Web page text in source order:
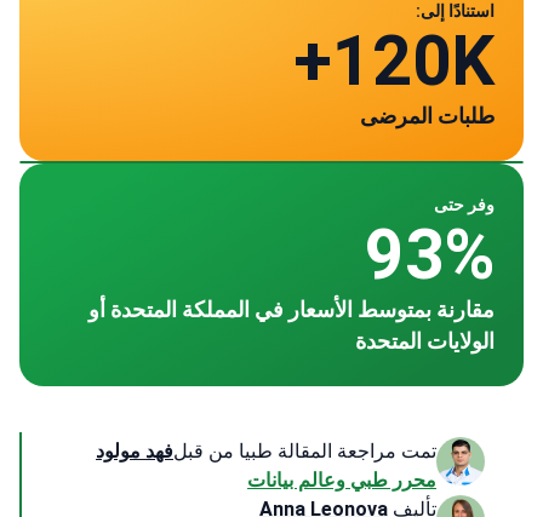
استنادًا إلى:
120K+
طلبات المرضى
وفر حتى
93%
مقارنة بمتوسط الأسعار في المملكة المتحدة أو
الولايات المتحدة
تمت مراجعة المقالة طبيا من قبلفهد مولود
محرر طبي وعالم بيانات
تأليف Anna Leonova